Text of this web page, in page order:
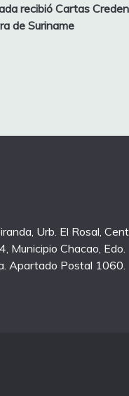
recibió Cartas
de Suriname
Urb. El Rosal,
Municipio Chacao, Edo.
Apartado Postal 1060.